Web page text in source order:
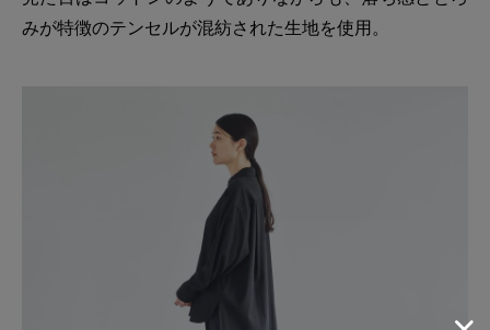
みが特徴のテンセルが混紡された生地を使用。